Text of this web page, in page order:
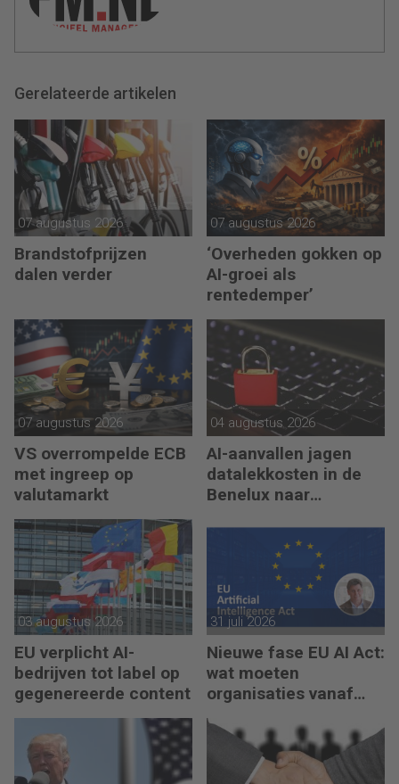
Gerelateerde artikelen
07 augustus 2026
Brandstofprijzen
dalen verder
07 augustus 2026
‘Overheden gokken op
AI-groei als
rentedemper’
07 augustus 2026
VS overrompelde ECB
met ingreep op
valutamarkt
04 augustus 2026
AI-aanvallen jagen
datalekkosten in de
Benelux naar
03 augustus 2026
EU verplicht AI-
bedrijven tot label op
gegenereerde content
31 juli 2026
Nieuwe fase EU AI Act:
wat moeten
organisaties vanaf
augustus 2026
regelen?